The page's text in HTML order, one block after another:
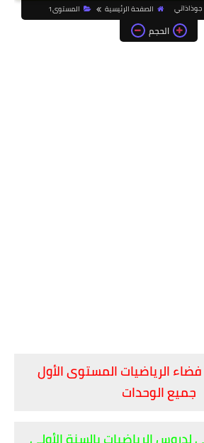
جوذاذاتي الصفحة الرئيسية المستوى1
الحجم
الرياضيات المستوى الأول
جميع الوحدات